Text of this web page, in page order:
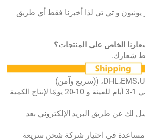
تي لذا أخبرنا فقط أي طريق
2) وقت التسليم: حوالي 1-3 أيام للعينة و 10-20 يومًا لإنتاج الكمية
البريد الإلكتروني بعد
اختيار شركة شحن سريعة